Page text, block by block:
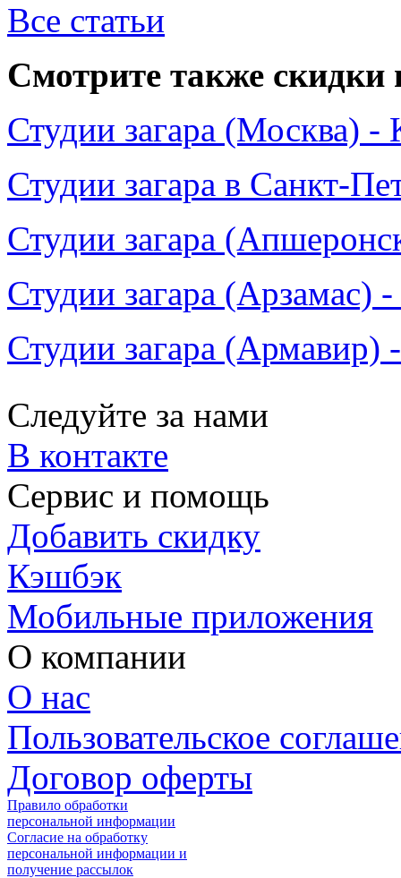
Все статьи
Смотрите также скидки
Студии загара (Москва) -
Студии загара в Санкт-
Студии загара
Студии загара (Арзамас)
Студии загара (Армавир)
Следуйте за нами
В контакте
Сервис и помощь
Добавить скидку
Кэшбэк
Мобильные приложения
О компании
О нас
Пользовательское
Договор оферты
Правило обработки
персональной информации
Согласие на обработку
персональной информации и
получение рассылок